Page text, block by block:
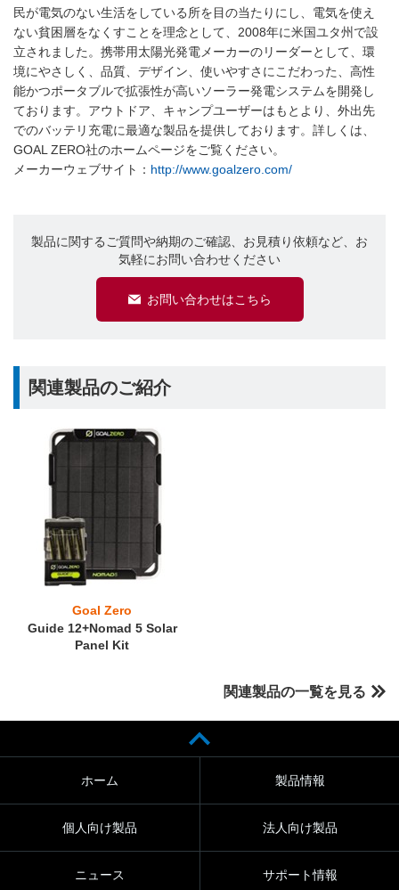
民が電気のない生活をしている所を目の当たりにし、電気を使え
ない貧困層をなくすことを理念として、2008年に米国ユタ州で設
立されました。携帯用太陽光発電メーカーのリーダーとして、環
境にやさしく、品質、デザイン、使いやすさにこだわった、高性
能かつポータブルで拡張性が高いソーラー発電システムを開発し
ております。アウトドア、キャンプユーザーはもとより、外出先
でのバッテリ充電に最適な製品を提供しております。詳しくは、
GOAL ZERO社のホームページをご覧ください。
メーカーウェブサイト： http://www.goalzero.com/
製品に関するご質問や納期のご確認、お見積り依頼など、お
気軽にお問い合わせください
お問い合わせはこちら
関連製品のご紹介
Goal Zero
Guide 12+Nomad 5 Solar
Panel Kit
関連製品の一覧を見る
ホーム 製品情報
個人向け製品 法人向け製品
ニュース サポート情報